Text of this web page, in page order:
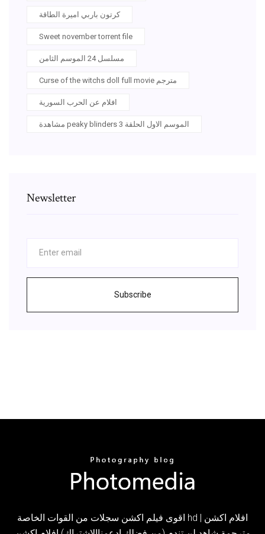
كرتون باربي اميرة الطاقة
Sweet november torrent file
مسلسل 24 الموسم الثامن
Curse of the witchs doll full movie مترجم
افلام عن الحرب السورية
مشاهدة peaky blinders الموسم الاول الحلقة 3
Newsletter
Subscribe
اقوى فيلم اكشن سجلات من القوات الخاصة hd | افلام اكشن